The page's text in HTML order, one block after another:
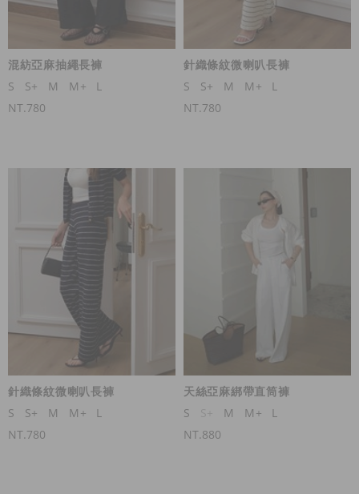
混紡亞麻抽繩長褲
S
S+ M M+
L
NT.780
針織條紋微喇叭長褲
S
S+ M M+
L
NT.780
針織條紋微喇叭長褲
S
S+ M M+
L
NT.780
天絲亞麻綁帶直筒褲
S
M M+
L
NT.880